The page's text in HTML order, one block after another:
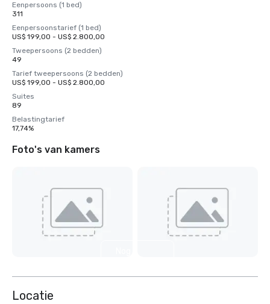
Eenpersoons (1 bed)
311
Eenpersoonstarief (1 bed)
US$ 199,00 - US$ 2.800,00
Tweepersoons (2 bedden)
49
Tarief tweepersoons (2 bedden)
US$ 199,00 - US$ 2.800,00
Suites
89
Belastingtarief
17,74%
Foto's van kamers
Locatie